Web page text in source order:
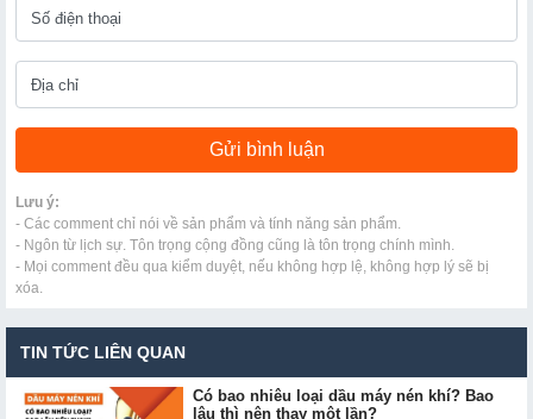
Lưu ý:
- Các comment chỉ nói về sản phẩm và tính năng sản phẩm.
- Ngôn từ lịch sự. Tôn trọng cộng đồng cũng là tôn trọng chính mình.
- Mọi comment đều qua kiểm duyệt, nếu không hợp lệ, không hợp lý sẽ bị
xóa.
TIN TỨC LIÊN QUAN
Có bao nhiêu loại dầu máy nén khí? Bao
lâu thì nên thay một lần?